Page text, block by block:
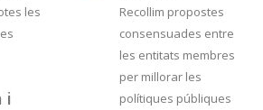
les
i
Recollim propostes
consensuades entre
les entitats membres
per millorar les
polítiques públiques